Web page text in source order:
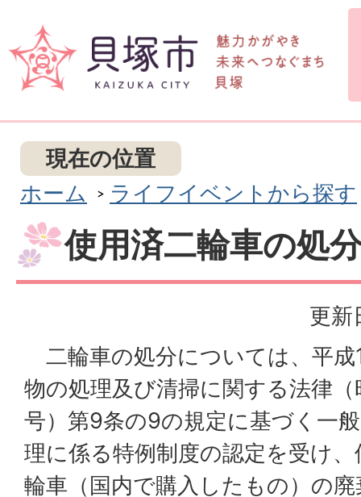
現在の位置
ホーム
ライフイベントから探す
使用済二輪車の処
更新
二輪車の処分については、平成
物の処理及び清掃に関する法律
号）第9条の9の規定に基づく一
理に係る特例制度の認定を受け
輪車（国内で購入したもの）の